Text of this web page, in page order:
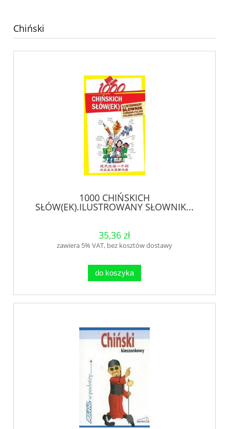
Chiński
1000 CHIŃSKICH
SŁÓW(EK).ILUSTROWANY SŁOWNIK...
35,36 zł
zawiera 5% VAT, bez kosztów dostawy
do koszyka